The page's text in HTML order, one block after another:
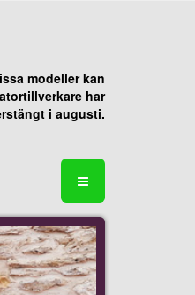
modeller kan
har
i augusti.